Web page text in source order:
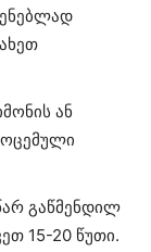
ან
გაწმენდილ
15-20 წუთი.